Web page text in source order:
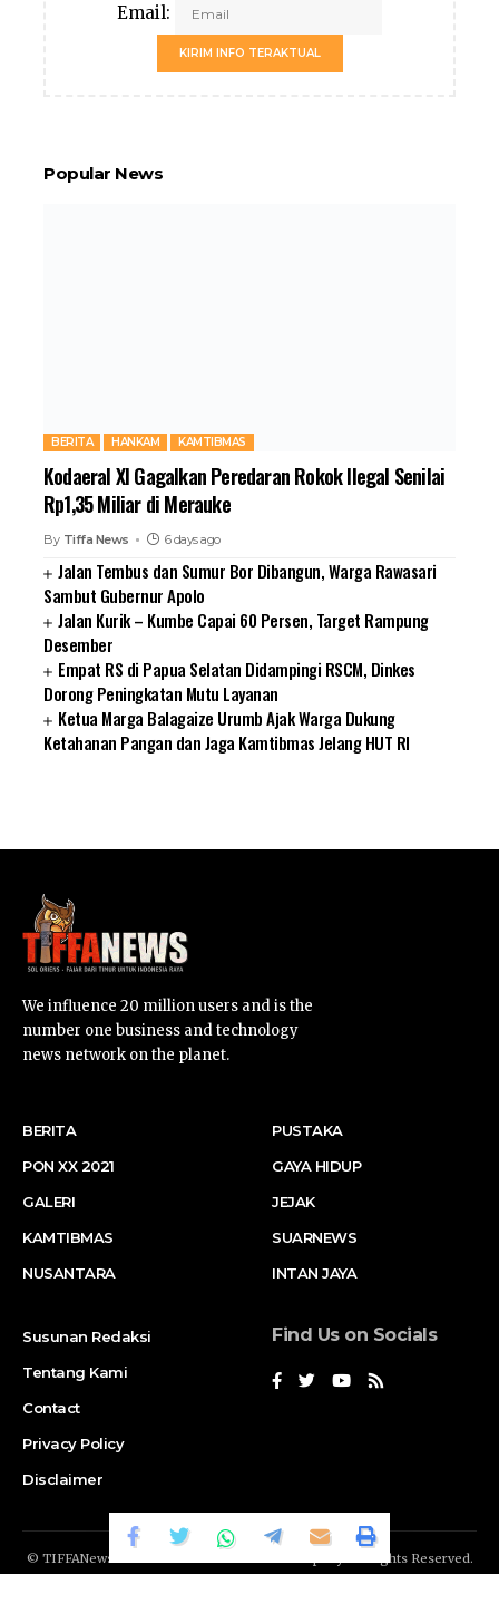
Email:
KIRIM INFO TERAKTUAL
Popular News
BERITA HANKAM KAMTIBMAS
Kodaeral XI Gagalkan Peredaran Rokok Ilegal Senilai
Rp1,35 Miliar di Merauke
By Tiffa News 6 days ago
Jalan Tembus dan Sumur Bor Dibangun, Warga Rawasari
Sambut Gubernur Apolo
Jalan Kurik – Kumbe Capai 60 Persen, Target Rampung
Desember
Empat RS di Papua Selatan Didampingi RSCM, Dinkes
Dorong Peningkatan Mutu Layanan
Ketua Marga Balagaize Urumb Ajak Warga Dukung
Ketahanan Pangan dan Jaga Kamtibmas Jelang HUT RI
We influence 20 million users and is the
number one business and technology
news network on the planet.
BERITA
PON XX 2021
GALERI
KAMTIBMAS
NUSANTARA
PUSTAKA
GAYA HIDUP
JEJAK
SUARNEWS
INTAN JAYA
Susunan Redaksi
Tentang Kami
Contact
Privacy Policy
Disclaimer
Find Us on Socials
© TIFFANews Network. RAKA
Company. All Rights Reserved.
Suar News